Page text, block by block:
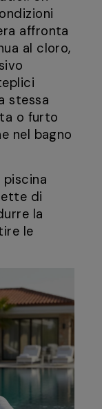
affronta
al cloro,
stessa
o furto
nel bagno
di
la
le